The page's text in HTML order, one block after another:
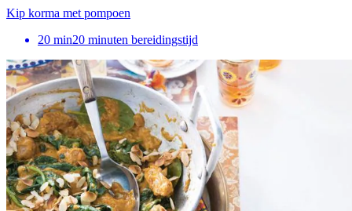
Kip korma met pompoen
20 min20 minuten bereidingstijd